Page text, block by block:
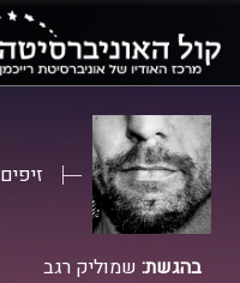
התפריט
הראשי
התוכן
הראשי
זיפים
בהגשת: שמוליק רגב